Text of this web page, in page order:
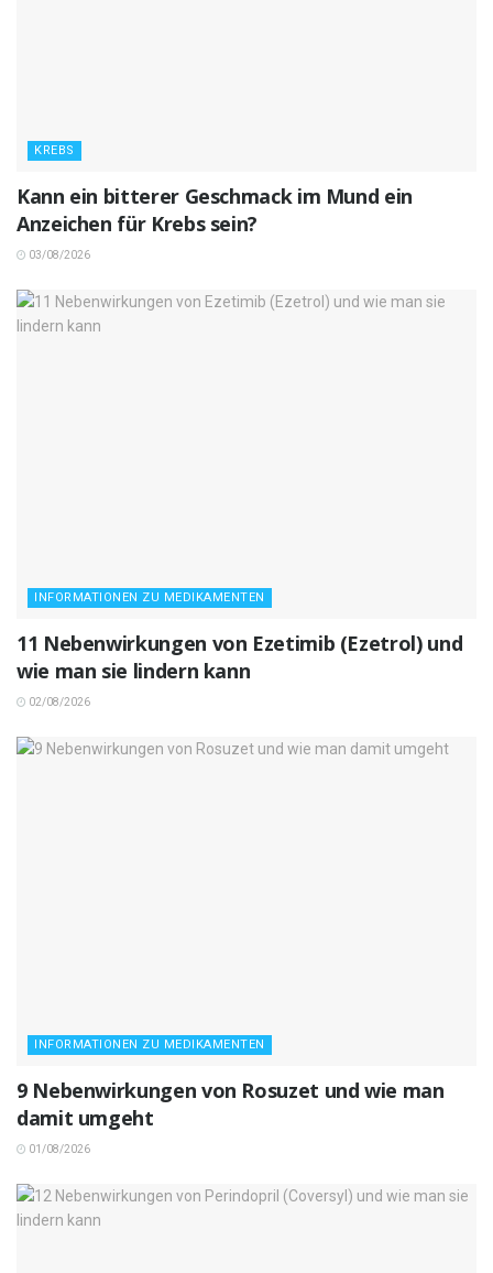
KREBS
Kann ein bitterer Geschmack im Mund ein
Anzeichen für Krebs sein?
03/08/2026
INFORMATIONEN ZU MEDIKAMENTEN
11 Nebenwirkungen von Ezetimib (Ezetrol) und
wie man sie lindern kann
02/08/2026
INFORMATIONEN ZU MEDIKAMENTEN
9 Nebenwirkungen von Rosuzet und wie man
damit umgeht
01/08/2026